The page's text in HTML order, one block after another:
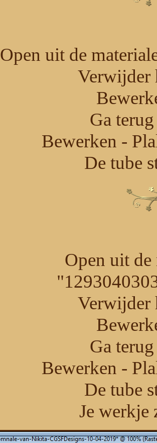
Open uit de
Verwijder
Ga
Bewerken -
De tube
Open uit de
Verwijder
Ga
Bewerken -
De tube
Je werkje